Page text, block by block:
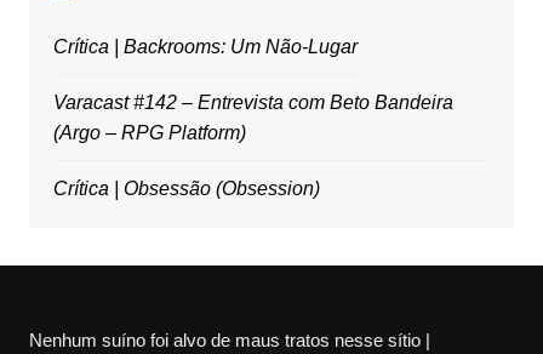
Crítica | Backrooms: Um Não-Lugar
Varacast #142 – Entrevista com Beto Bandeira
(Argo – RPG Platform)
Crítica | Obsessão (Obsession)
Nenhum suíno foi alvo de maus tratos nesse sítio |